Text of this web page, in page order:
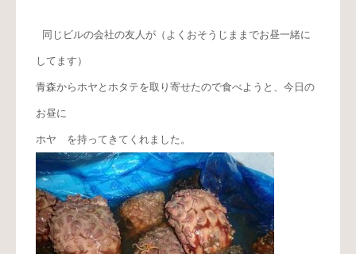
同じビルの会社の友人が（よくおそうじままでお昼一緒に
してます）
青森からホヤとホタテを取り寄せたので食べようと、今日の
お昼に
ホヤ を持ってきてくれました。